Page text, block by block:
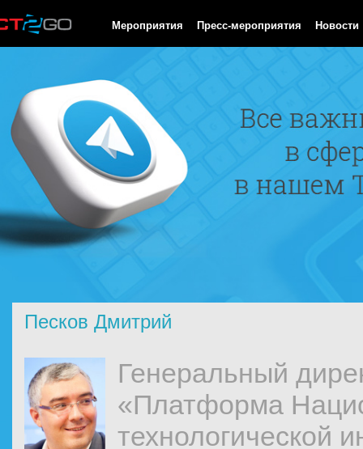
Мероприятия Пресс-мероприятия Новости
Песков Дмитрий
Генеральный
«Платформа
технологической